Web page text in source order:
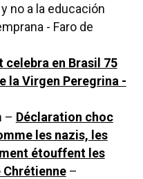
no a la educación
- Faro de
celebra en Brasil 75
la Virgen Peregrina -
– Déclaration choc
les nazis, les
étouffent les
Chrétienne–